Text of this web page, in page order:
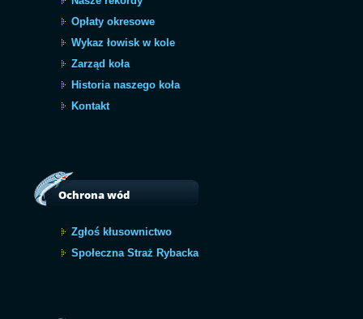
Opłaty okresowe
Wykaz łowisk w kole
Zarząd koła
Historia naszego koła
Kontakt
Ochrona wód
Zgłoś kłusownictwo
Społeczna Straż Rybacka